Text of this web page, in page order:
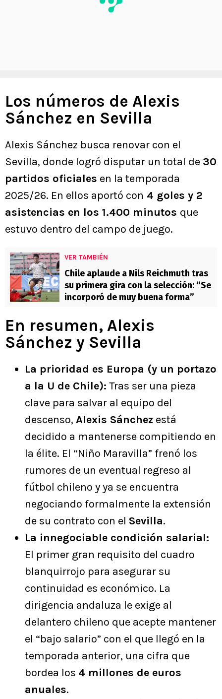
Los números de Alexis
Sánchez en Sevilla
Alexis Sánchez busca renovar con el
Sevilla, donde logró disputar un total de 30
partidos oficiales en la temporada
2025/26. En ellos aportó con 4 goles y 2
asistencias en los 1.400 minutos que
estuvo dentro del campo de juego.
VER TAMBIÉN
Chile aplaude a Nils Reichmuth tras
su primera gira con la selección: “Se
incorporó de muy buena forma”
En resumen, Alexis
Sánchez y Sevilla
La prioridad es Europa (y un portazo
a la U de Chile): Tras ser una pieza
clave para salvar al equipo del
descenso, Alexis Sánchez está
decidido a mantenerse compitiendo en
la élite. El “Niño Maravilla” frenó los
rumores de un eventual regreso al
fútbol chileno y ya se encuentra
negociando formalmente la extensión
de su contrato con el Sevilla.
La innegociable condición salarial:
El primer gran requisito del cuadro
blanquirrojo para asegurar su
continuidad es económico. La
dirigencia andaluza le exige al
delantero chileno que acepte mantener
el “bajo salario” con el que llegó en la
temporada anterior, una cifra que
bordea los 4 millones de euros
anuales.